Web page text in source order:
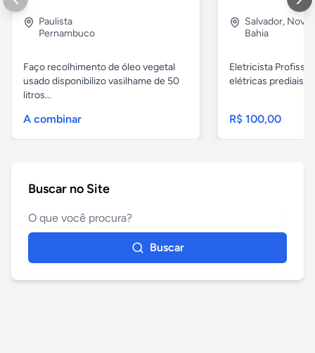
Paulista
Pernambuco
Faço recolhimento de óleo vegetal
usado disponibilizo vasilhame de 50
litros...
A combinar
Salvador, Nova
Bahia
Eletricista
elétricas prediais e
R$ 100,00
Buscar no Site
Buscar